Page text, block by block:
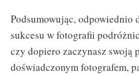
Podsumowując, odpowiednio
sukcesu w fotografii
czy dopiero zaczynasz swoją
doświadczonym fotografem,